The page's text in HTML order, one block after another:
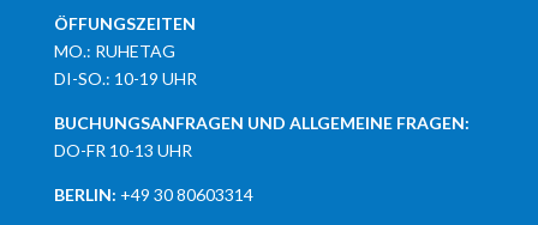
ÖFFUNGSZEITEN
MO.: RUHETAG
DI-SO.: 10-19 UHR
BUCHUNGSANFRAGEN UND ALLGEMEINE FRAGEN:
DO-FR 10-13 UHR
BERLIN: +49 30 80603314